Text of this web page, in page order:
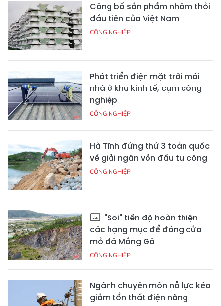
Công bố sản phẩm nhôm thỏi
đầu tiên của Việt Nam
CÔNG NGHIỆP
Phát triển điện mặt trời mái
nhà ở khu kinh tế, cụm công
nghiệp
CÔNG NGHIỆP
Hà Tĩnh đứng thứ 3 toàn quốc
về giải ngân vốn đầu tư công
CÔNG NGHIỆP
"Soi" tiến độ hoàn thiện
các hạng mục để đóng cửa
mỏ đá Mồng Gà
CÔNG NGHIỆP
Ngành chuyên môn nỗ lực kéo
giảm tổn thất điện năng